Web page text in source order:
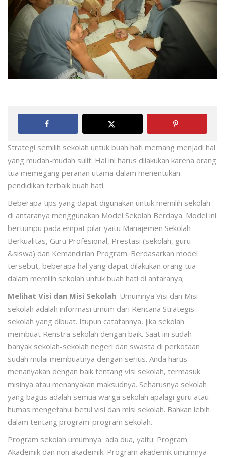
Strategi semilih sekolah untuk buah hati memang menjadi hal
yang mudah-mudah sulit. Hal ini harus dilakukan karena orang
tua memegang peranan utama dalam menentukan
pendidikan terbaik buah hati.
Beberapa tips yang dapat digunakan untuk memilih sekolah
di antaranya menggunakan Model Sekolah Berdaya. Model ini
bertumpu pada empat pilar yaitu Manajemen Sekolah
Berkualitas, Guru Profesional, Prestasi (sekolah, guru
&siswa) dan Kemandirian Program. Berdasarkan model
tersebut, beberapa hal yang dapat dilakukan orang tua
dalam memilih sekolah untuk buah hati di antaranya;
Melihat Visi dan Misi Sekolah. Umumnya Visi dan Misi
sekolah adalah informasi umum dari Rencana Strategis
sekolah yang dibuat. Itupun catatannya, jika sekolah
membuat Renstra sekolah dengan baik. Saat ini sudah
banyak sekolah-sekolah negeri dan swasta di perkotaan
sudah mulai membuatnya dengan serius. Anda harus
menanyakan dengan baik tentang visi sekolah, termasuk
misinya atau menanyakan maksudnya. Seharusnya sekolah
yang bagus adalah semua warga sekolah apalagi guru atau
humas mengetahui betul visi dan misi sekolah. Bahkan lebih
dalam tentang program-program sekolah.
Program sekolah umumnya ada dua, yaitu: Program
Akademik dan non akademik. Program akademik umumnya